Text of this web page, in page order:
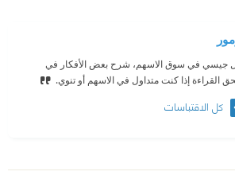
جيسي في سوق الاسهم، شرح بعض الأفكار في
القراءة إذا كنت متداول في الاسهم أو تنوي.
كل الاقتباسات